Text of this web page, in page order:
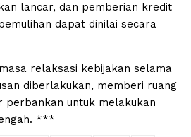
lancar, dan pemberian kredit
dapat dinilai secara
relaksasi kebijakan selama
diberlakukan, memberi ruang
perbankan untuk melakukan
***